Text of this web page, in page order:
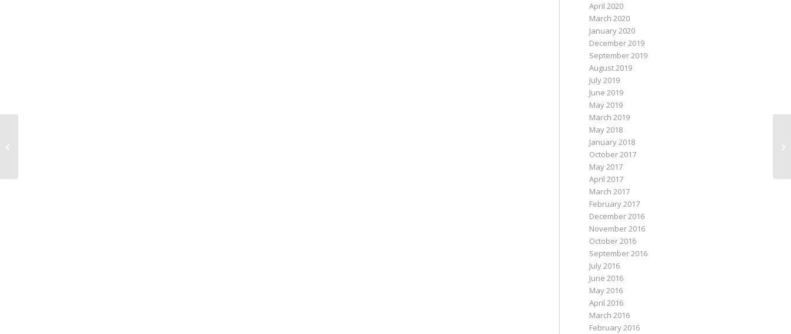
April 2020
March 2020
January 2020
December 2019
September 2019
August 2019
July 2019
June 2019
May 2019
March 2019
May 2018
January 2018
October 2017
May 2017
April 2017
March 2017
February 2017
December 2016
November 2016
October 2016
September 2016
July 2016
June 2016
May 2016
April 2016
March 2016
February 2016